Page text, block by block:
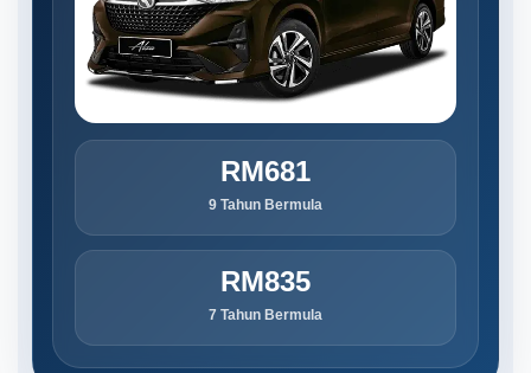
RM681
9 Tahun Bermula
RM835
7 Tahun Bermula